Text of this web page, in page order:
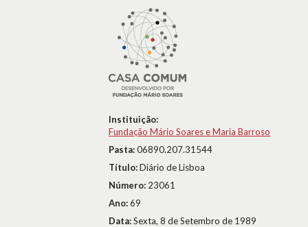
Instituição:
Fundação Mário Soares e Maria Barroso
Pasta:06890.207.31544
Título:Diário de Lisboa
Número: 23061
Ano:69
Data:Sexta, 8 de Setembro de 1989